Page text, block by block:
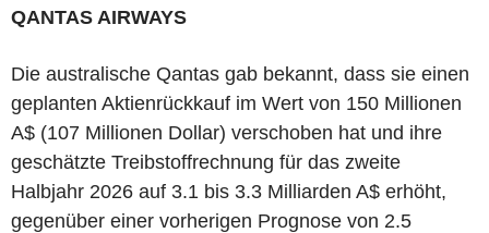
QANTAS AIRWAYS
Die australische Qantas gab bekannt, dass sie einen
geplanten Aktienrückkauf im Wert von 150 Millionen
A$ (107 Millionen Dollar) verschoben hat und ihre
geschätzte Treibstoffrechnung für das zweite
Halbjahr 2026 auf 3.1 bis 3.3 Milliarden A$ erhöht,
gegenüber einer vorherigen Prognose von 2.5